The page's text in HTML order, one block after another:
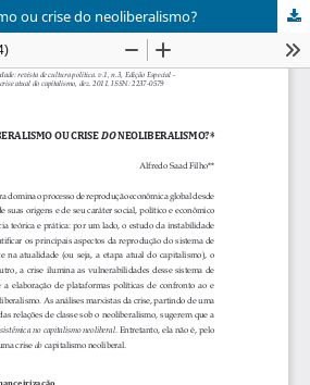
ou crise do neoliberalismo?